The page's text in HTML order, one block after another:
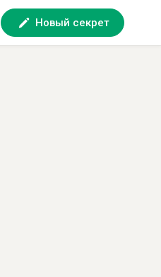
Новый секрет